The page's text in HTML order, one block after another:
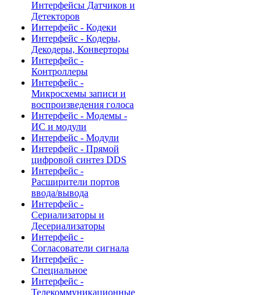
Интерфейсы Датчиков и
Детекторов
Интерфейс - Кодеки
Интерфейс - Кодеры,
Декодеры, Конверторы
Интерфейс -
Контроллеры
Интерфейс -
Микросхемы записи и
воспроизведения голоса
Интерфейс - Модемы -
ИС и модули
Интерфейс - Модули
Интерфейс - Прямой
цифровой синтез DDS
Интерфейс -
Расширители портов
ввода/вывода
Интерфейс -
Сериализаторы и
Десериализаторы
Интерфейс -
Согласователи сигнала
Интерфейс -
Специальное
Интерфейс -
Телекоммуникационные